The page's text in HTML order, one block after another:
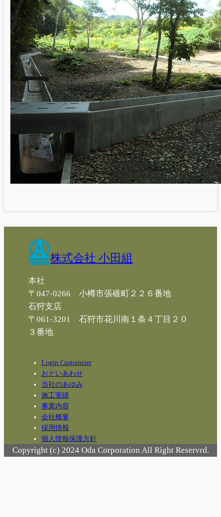
株式会社 小田組
本社
〒047-0266 小樽市張碓町２２６番地
石狩支店
〒061-3201 石狩市花川南１条４丁目２０
３番地
Login Customizer
おといあわせ
当社のあゆみ
施工実績
事業内容
会社概要
採用情報
個人情報保護方針
Copyright (c) 2024 Oda Corporation All Right Reservrd.